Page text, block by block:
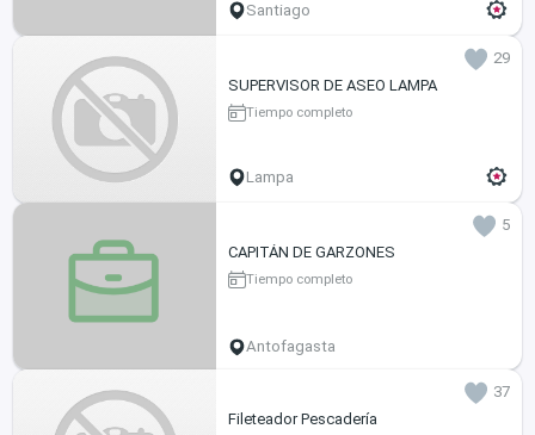
Santiago
29
SUPERVISOR DE ASEO LAMPA
Tiempo completo
Lampa
5
CAPITÁN DE GARZONES
Tiempo completo
Antofagasta
37
Fileteador Pescadería